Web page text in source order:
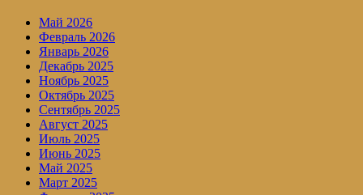
Май 2026
Февраль 2026
Январь 2026
Декабрь 2025
Ноябрь 2025
Октябрь 2025
Сентябрь 2025
Август 2025
Июль 2025
Июнь 2025
Май 2025
Март 2025